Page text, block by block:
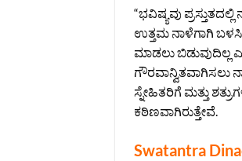
“ಭವಿಷ್ಯವು
ಉತ್ತಮ ನಾಳೆಗಾಗಿ
ಮಾಡಲು ಬಿಡುವುದಿಲ್ಲ
ಗೌರವಾನ್ವಿತವಾಗಿಸಲು
ಸ್ನೇಹಿತರಿಗೆ ಮತ್ತು
ಕಠಿಣವಾಗಿರುತ್ತೇವೆ.
Swatantra